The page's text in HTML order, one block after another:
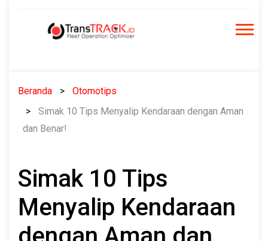
Beranda
Otomotips
Simak 10 Tips Menyalip Kendaraan dengan Aman
dan Benar!
Simak 10 Tips
Menyalip Kendaraan